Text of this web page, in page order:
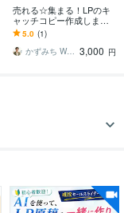
売れる☆集まる！LPのキ
ャッチコピー作成します L
Pのサービス紹介文対応☆
一撃で刺すセールスライ
ティング
5.0 (1)
かずみち WEBデザイナー／ライター 3,000 円